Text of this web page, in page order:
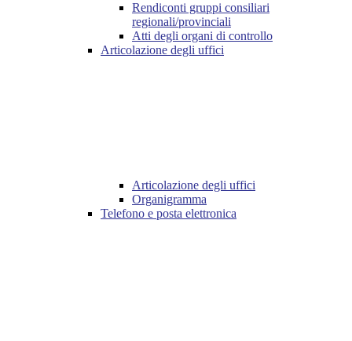
Rendiconti gruppi consiliari
regionali/provinciali
Atti degli organi di controllo
Articolazione degli uffici
Articolazione degli uffici
Organigramma
Telefono e posta elettronica